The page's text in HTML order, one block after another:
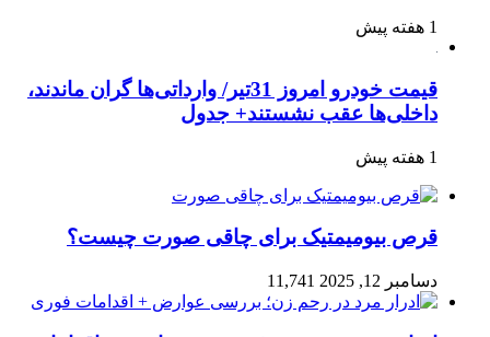
1 هفته پیش
قیمت خودرو امروز 31تیر/ وارداتی‌ها گران ماندند،
داخلی‌ها عقب نشستند+ جدول
1 هفته پیش
قرص بیومیمتیک برای چاقی صورت چیست؟
دسامبر 12, 2025 11,741